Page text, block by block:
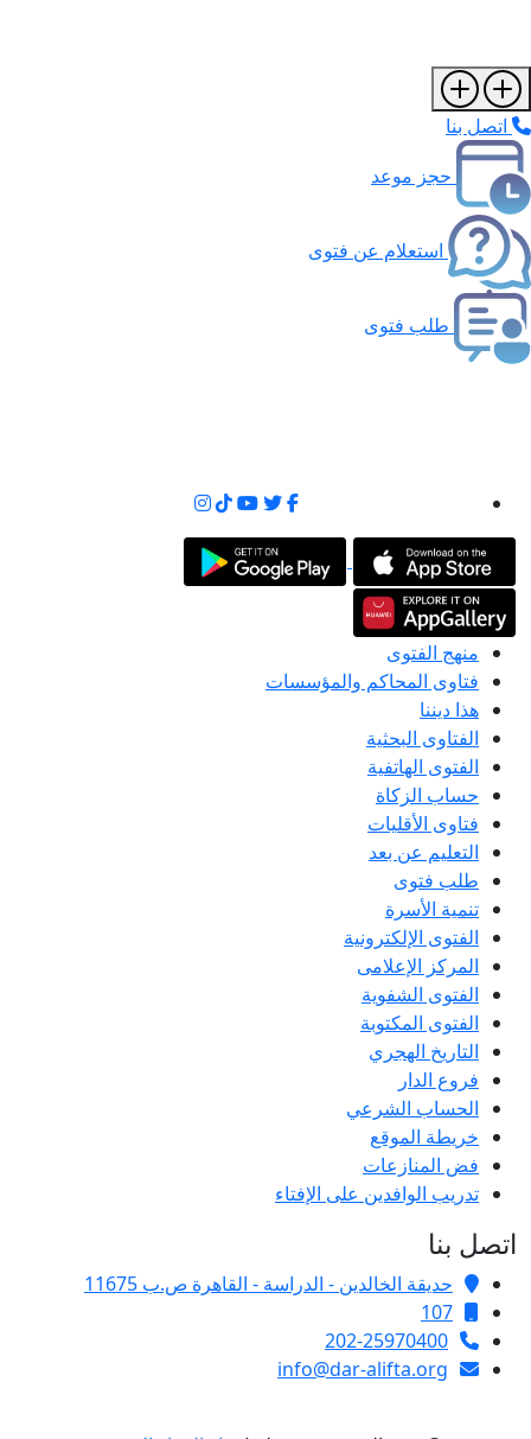
اتصل بنا
حجز موعد
استعلام عن فتوى
طلب فتوى
منهج الفتوى
فتاوى المحاكم والمؤسسات
هذا ديننا
الفتاوى البحثية
الفتوى الهاتفية
حساب الزكاة
فتاوى الأقليات
التعليم عن بعد
طلب فتوى
تنمية الأسرة
الفتوى الإلكترونية
المركز الإعلامى
الفتوى الشفوية
الفتوى المكتوبة
التاريخ الهجري
فروع الدار
الحساب الشرعي
خريطة الموقع
فض المنازعات
تدريب الوافدين على الإفتاء
اتصل بنا
حديقة الخالدين - الدراسة - القاهرة ص.ب 11675
107
202-25970400
info@dar-alifta.org